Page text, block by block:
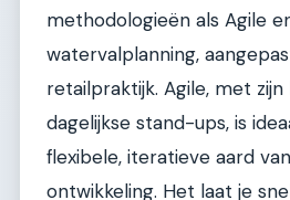
methodologieën als Agile
watervalplanning,
retailpraktijk. Agile, met
dagelijkse stand-ups, is
flexibele, iteratieve aard
ontwikkeling. Het laat je